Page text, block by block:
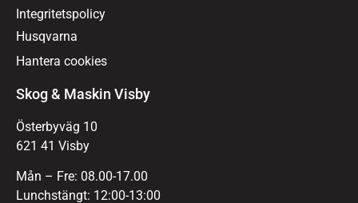
Integritetspolicy
Husqvarna
Hantera cookies
Skog & Maskin Visby
Österbyväg 10
621 41 Visby
Mån – Fre: 08.00-17.00
Lunchstängt: 12:00-13:00